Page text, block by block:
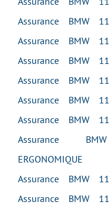
Assurance BMW
Assurance BMW
Assurance BMW
Assurance BMW
Assurance BMW
Assurance BMW
Assurance
ERGONOMIQUE
Assurance BMW
Assurance BMW